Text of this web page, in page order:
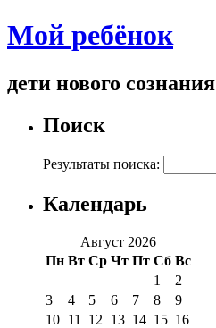
Мой ребёнок
дети нового сознания
Поиск
Результаты поиска:
Календарь
Август 2026
Пн Вт Ср Чт Пт Сб Вс
1
2
3
4 5 6 7 8
9
10 11 12 13 14 15 16